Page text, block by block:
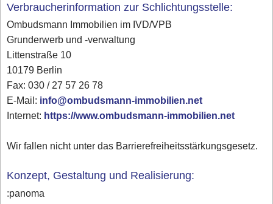
Verbraucherinformation zur Schlichtungsstelle:
Ombudsmann Immobilien im IVD/VPB
Grunderwerb und -verwaltung
Littenstraße 10
10179 Berlin
Fax: 030 / 27 57 26 78
E-Mail: info@ombudsmann-immobilien.net
Internet: https://www.ombudsmann-immobilien.net
Wir fallen nicht unter das Barrierefreiheitsstärkungsgesetz.
Konzept, Gestaltung und Realisierung:
:panoma